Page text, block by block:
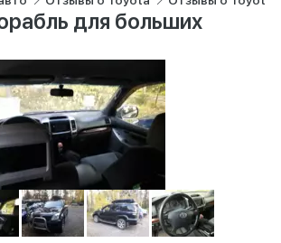
для больших